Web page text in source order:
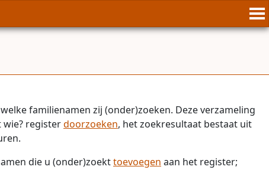
familienamen zij (onder)zoeken. Deze verzameling
registerdoorzoeken, het zoekresultaat bestaat uit
die u (onder)zoekttoevoegen aan het register;